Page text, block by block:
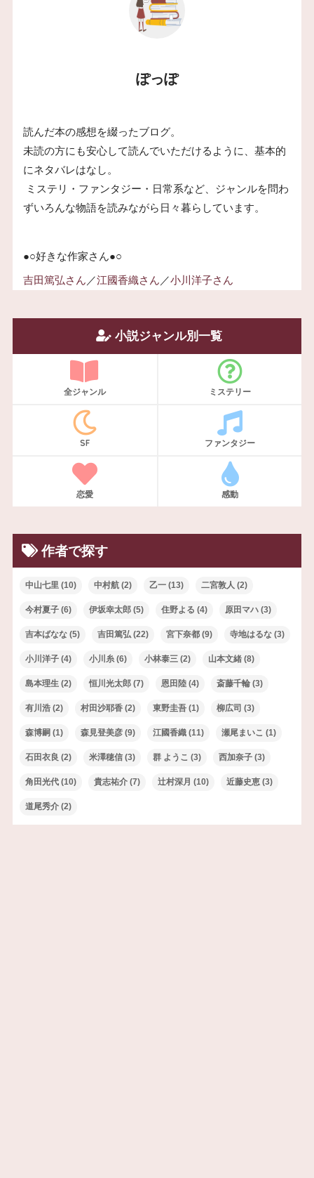
ぽっぽ
読んだ本の感想を綴ったブログ。
未読の方にも安心して読んでいただけるように、基本的
にネタバレはなし。
ミステリ・ファンタジー・日常系など、ジャンルを問わ
ずいろんな物語を読みながら日々暮らしています。
●○好きな作家さん●○
吉田篤弘さん／江國香織さん／小川洋子さん
小説ジャンル別一覧
全ジャンル ミステリー
SF ファンタジー
恋愛 感動
作者で探す
中山七里 (10) 中村航(2) 乙一(13) 二宮敦人 (2)
今村夏子(6) 伊坂幸太郎(5) 住野よる (4) 原田マハ(3)
吉本ばなな(5) 吉田篤弘(22) 宮下奈都(9) 寺地はるな(3)
小川洋子(4) 小川糸(6) 小林泰三(2) 山本文緒(8)
島本理生(2) 恒川光太郎(7) 恩田陸(4) 斎藤千輪(3)
有川浩(2) 村田沙耶香(2) 東野圭吾(1) 柳広司 (3)
森博嗣 (1) 森見登美彦(9) 江國香織(11) 瀬尾まいこ (1)
石田衣良 (2) 米澤穂信(3) 群 ようこ (3) 西加奈子(3)
角田光代(10) 貴志祐介(7) 辻村深月 (10) 近藤史恵(3)
道尾秀介(2)